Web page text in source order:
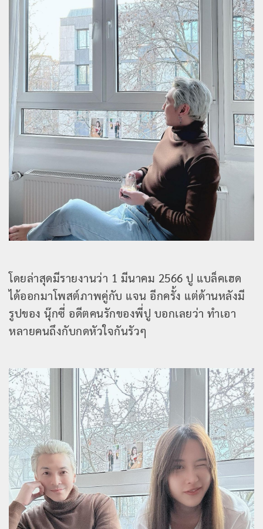
โดยล่าสุดมีรายงานว่า 1 มีนาคม 2566 ปู แบล็คเฮด
ได้ออกมาโพสต์ภาพคู่กับ แจน อีกครั้ง แต่ด้านหลังมี
รูปของ นุ๊กซี่ อดีตคนรักของพี่ปู บอกเลยว่า ทำเอา
หลายคนถึงกับกดหัวใจกันรัวๆ